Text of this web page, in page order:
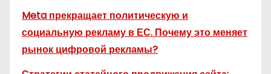
Meta прекращает политическую и
социальную рекламу в ЕС. Почему это меняет
рынок цифровой рекламы?